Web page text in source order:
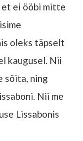
et ei ööbi mitte
oleks täpselt
kaugusel. Nii
sõita, ning
Nii me
Lissabonis